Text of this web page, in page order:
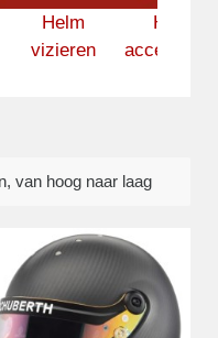
Helm
vizieren
Helm